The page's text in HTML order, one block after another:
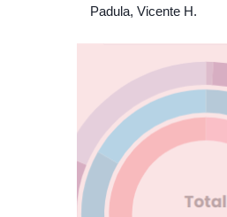
Padula, Vicente H.